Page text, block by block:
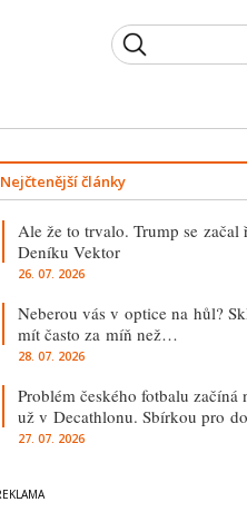
Nejčtenější články
Ale že to trvalo. Trump se začal
Deníku Vektor
26. 07. 2026
Neberou vás v optice na hůl?
mít často za míň než…
28. 07. 2026
Problém českého fotbalu začíná
už v Decathlonu. Sbírkou pro
27. 07. 2026